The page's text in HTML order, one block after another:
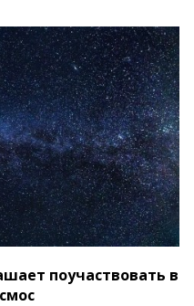
поучаствовать в